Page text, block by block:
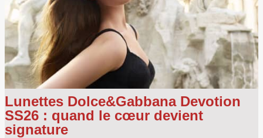
Lunettes Dolce&Gabbana Devotion
SS26 : quand le cœur devient
signature